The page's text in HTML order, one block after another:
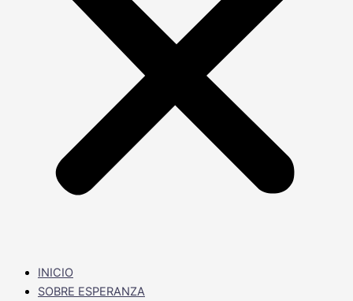
INICIO
SOBRE ESPERANZA